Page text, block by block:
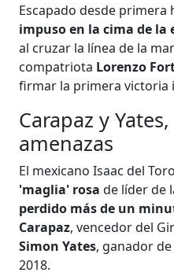
Escapado desde primera
impuso en la cima de la
al cruzar la línea de la
compatriota Lorenzo
firmar la primera victoria
Carapaz y
amenazas
El mexicano Isaac del
'maglia' rosade líder de
perdido más de un
Carapaz, vencedor del
Simon Yates, ganador
2018.